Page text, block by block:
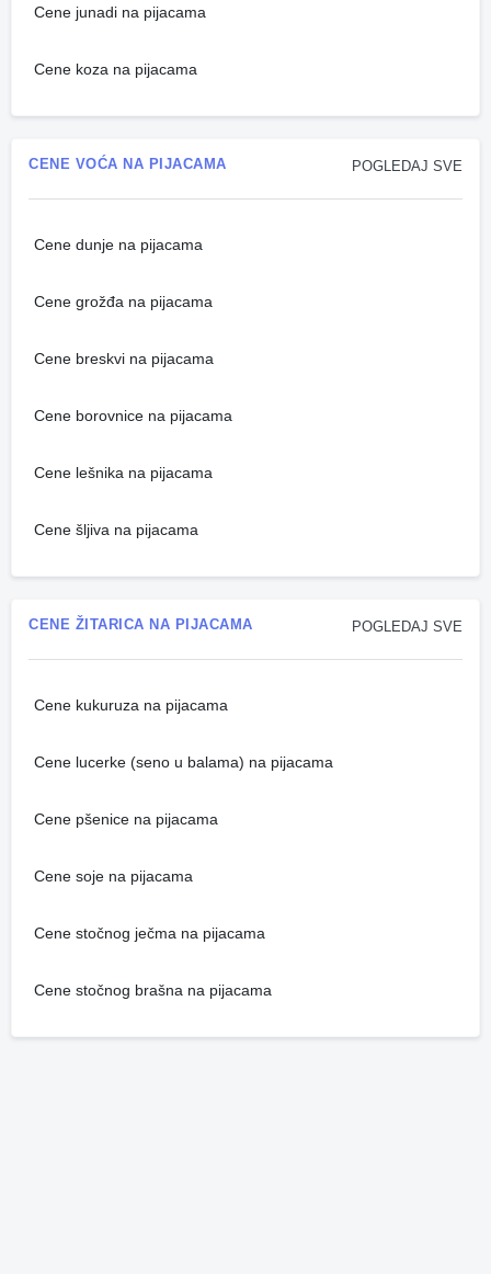
Cene junadi na pijacama
Cene koza na pijacama
POGLEDAJ SVE
CENE VOĆA NA PIJACAMA
Cene dunje na pijacama
Cene grožđa na pijacama
Cene breskvi na pijacama
Cene borovnice na pijacama
Cene lešnika na pijacama
Cene šljiva na pijacama
POGLEDAJ SVE
CENE ŽITARICA NA PIJACAMA
Cene kukuruza na pijacama
Cene lucerke (seno u balama) na pijacama
Cene pšenice na pijacama
Cene soje na pijacama
Cene stočnog ječma na pijacama
Cene stočnog brašna na pijacama